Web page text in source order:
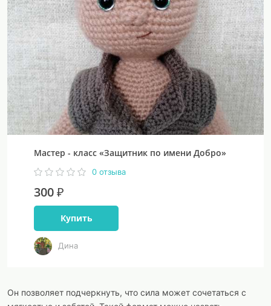
Мастер - класс «Защитник по имени Добро»
0 отзыва
300 ₽
Купить
Дина
Он позволяет подчеркнуть, что сила может сочетаться с